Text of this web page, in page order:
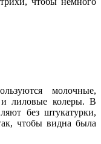
молочные,
и лиловые колеры. В
без штукатурки,
чтобы видна была